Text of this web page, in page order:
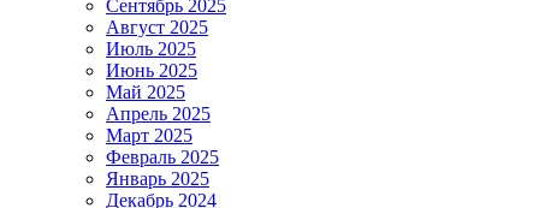
Сентябрь 2025
Август 2025
Июль 2025
Июнь 2025
Май 2025
Апрель 2025
Март 2025
Февраль 2025
Январь 2025
Декабрь 2024